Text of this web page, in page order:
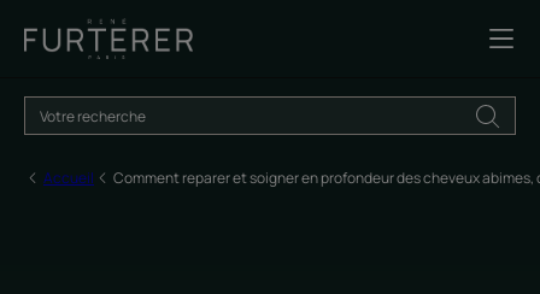
Accueil Comment reparer et soigner en profondeur des cheveux